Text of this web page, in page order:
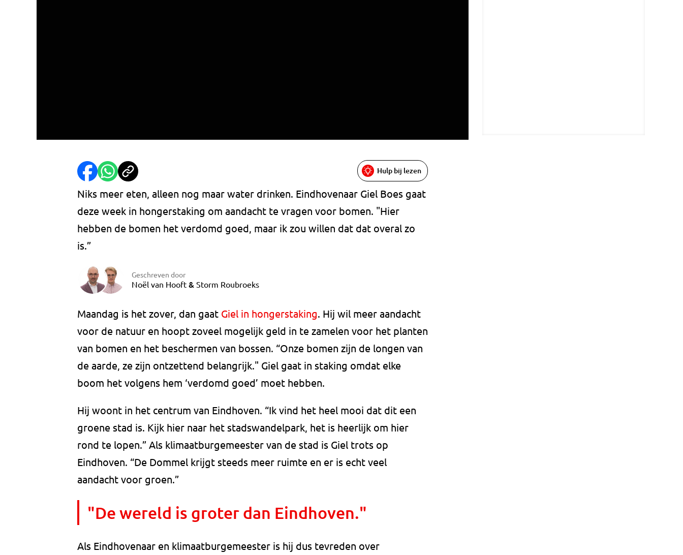
Hulp bij lezen
Niks meer eten, alleen nog maar water drinken. Eindhovenaar Giel Boes gaat
deze week in hongerstaking om aandacht te vragen voor bomen. "Hier
hebben de bomen het verdomd goed, maar ik zou willen dat dat overal zo
is.”
Geschreven door
Noël van Hooft & Storm Roubroeks
Maandag is het zover, dan gaat Giel in hongerstaking. Hij wil meer aandacht
voor de natuur en hoopt zoveel mogelijk geld in te zamelen voor het planten
van bomen en het beschermen van bossen. “Onze bomen zijn de longen van
de aarde, ze zijn ontzettend belangrijk." Giel gaat in staking omdat elke
boom het volgens hem ‘verdomd goed’ moet hebben.
Hij woont in het centrum van Eindhoven. “Ik vind het heel mooi dat dit een
groene stad is. Kijk hier naar het stadswandelpark, het is heerlijk om hier
rond te lopen.” Als klimaatburgemeester van de stad is Giel trots op
Eindhoven. “De Dommel krijgt steeds meer ruimte en er is echt veel
aandacht voor groen.”
"De wereld is groter dan Eindhoven."
Als Eindhovenaar en klimaatburgemeester is hij dus tevreden over